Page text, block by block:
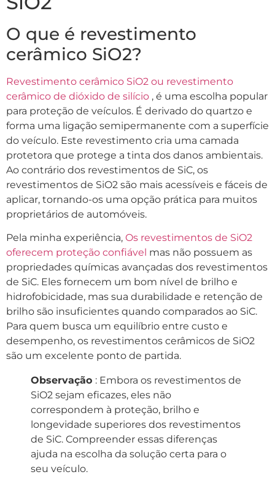
O que é revestimento
cerâmico SiO2?
Revestimento cerâmico SiO2 ou revestimento
cerâmico de dióxido de silício , é uma escolha popular
para proteção de veículos. É derivado do quartzo e
forma uma ligação semipermanente com a superfície
do veículo. Este revestimento cria uma camada
protetora que protege a tinta dos danos ambientais.
Ao contrário dos revestimentos de SiC, os
revestimentos de SiO2 são mais acessíveis e fáceis de
aplicar, tornando-os uma opção prática para muitos
proprietários de automóveis.
Pela minha experiência, Os revestimentos de SiO2
oferecem proteção confiável mas não possuem as
propriedades químicas avançadas dos revestimentos
de SiC. Eles fornecem um bom nível de brilho e
hidrofobicidade, mas sua durabilidade e retenção de
brilho são insuficientes quando comparados ao SiC.
Para quem busca um equilíbrio entre custo e
desempenho, os revestimentos cerâmicos de SiO2
são um excelente ponto de partida.
Observação : Embora os revestimentos de
SiO2 sejam eficazes, eles não
correspondem à proteção, brilho e
longevidade superiores dos revestimentos
de SiC. Compreender essas diferenças
ajuda na escolha da solução certa para o
seu veículo.